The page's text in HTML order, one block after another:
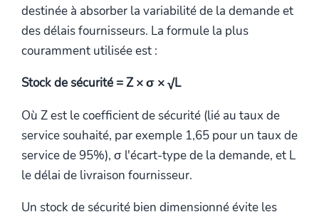
destinée à absorber la variabilité de la demande et
des délais fournisseurs. La formule la plus
couramment utilisée est :
Stock de sécurité = Z × σ × √L
Où Z est le coefficient de sécurité (lié au taux de
service souhaité, par exemple 1,65 pour un taux de
service de 95%), σ l'écart-type de la demande, et L
le délai de livraison fournisseur.
Un stock de sécurité bien dimensionné évite les